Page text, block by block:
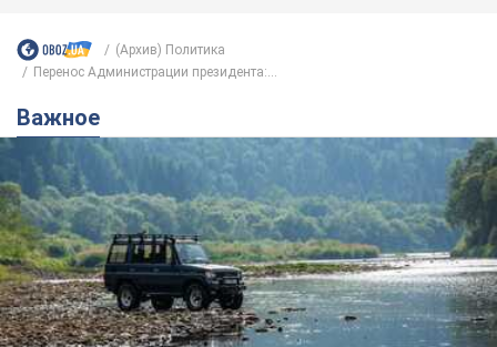
(Архив) Политика
Перенос Администрации президента:...
Важное